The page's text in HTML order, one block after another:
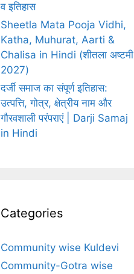
व इतिहास
Sheetla Mata Pooja Vidhi,
Katha, Muhurat, Aarti &
Chalisa in Hindi (शीतला अष्टमी
2027)
दर्जी समाज का संपूर्ण इतिहास:
उत्पत्ति, गोत्र, क्षेत्रीय नाम और
गौरवशाली परंपराएं | Darji Samaj
in Hindi
Categories
Community wise Kuldevi
Community-Gotra wise